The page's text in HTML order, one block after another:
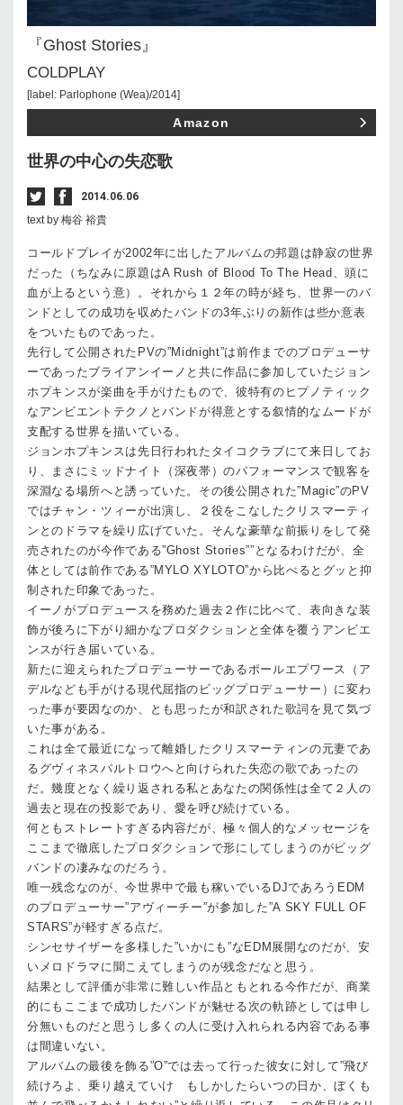
『Ghost Stories』
COLDPLAY
[label: Parlophone (Wea)/2014]
Amazon
世界の中心の失恋歌
2014.06.06
text by 梅谷 裕貴
コールドプレイが2002年に出したアルバムの邦題は静寂の世界
だった（ちなみに原題はA Rush of Blood To The Head、頭に
血が上るという意）。それから１２年の時が経ち、世界一のバ
ンドとしての成功を収めたバンドの3年ぶりの新作は些か意表
をついたものであった。
先行して公開されたPVの”Midnight”は前作までのプロデューサ
ーであったブライアンイーノと共に作品に参加していたジョン
ホプキンスが楽曲を手がけたもので、彼特有のヒプノティック
なアンビエントテクノとバンドが得意とする叙情的なムードが
支配する世界を描いている。
ジョンホプキンスは先日行われたタイコクラブにて来日してお
り、まさにミッドナイト（深夜帯）のパフォーマンスで観客を
深淵なる場所へと誘っていた。その後公開された”Magic”のPV
ではチャン・ツィーが出演し、２役をこなしたクリスマーティ
ンとのドラマを繰り広げていた。そんな豪華な前振りをして発
売されたのが今作である”Ghost Stories””となるわけだが、全
体としては前作である”MYLO XYLOTO”から比べるとグッと抑
制された印象であった。
イーノがプロデュースを務めた過去２作に比べて、表向きな装
飾が後ろに下がり細かなプロダクションと全体を覆うアンビエ
ンスが行き届いている。
新たに迎えられたプロデューサーであるポールエプワース（ア
デルなども手がける現代屈指のビッグプロデューサー）に変わ
った事が要因なのか、とも思ったが和訳された歌詞を見て気づ
いた事がある。
これは全て最近になって離婚したクリスマーティンの元妻であ
るグヴィネスパルトロウへと向けられた失恋の歌であったの
だ。幾度となく繰り返される私とあなたの関係性は全て２人の
過去と現在の投影であり、愛を呼び続けている。
何ともストレートすぎる内容だが、極々個人的なメッセージを
ここまで徹底したプロダクションで形にしてしまうのがビッグ
バンドの凄みなのだろう。
唯一残念なのが、今世界中で最も稼いでいるDJであろうEDM
のプロデューサー”アヴィーチー”が参加した”A SKY FULL OF
STARS”が軽すぎる点だ。
シンセサイザーを多様した”いかにも”なEDM展開なのだが、安
いメロドラマに聞こえてしまうのが残念だなと思う。
結果として評価が非常に難しい作品ともとれる今作だが、商業
的にもここまで成功したバンドが魅せる次の軌跡としては申し
分無いものだと思うし多くの人に受け入れられる内容である事
は間違いない。
アルバムの最後を飾る”O”では去って行った彼女に対して”飛び
続けろよ、乗り越えていけ もしかしたらいつの日か、ぼくも